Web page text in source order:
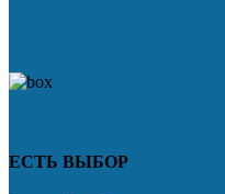
ЕСТЬ ВЫБОР